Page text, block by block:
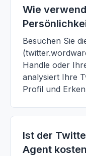
Wie
Besuchen Sie
Handle oder
analysiert Ihre
Profil und
Ist der
Agent